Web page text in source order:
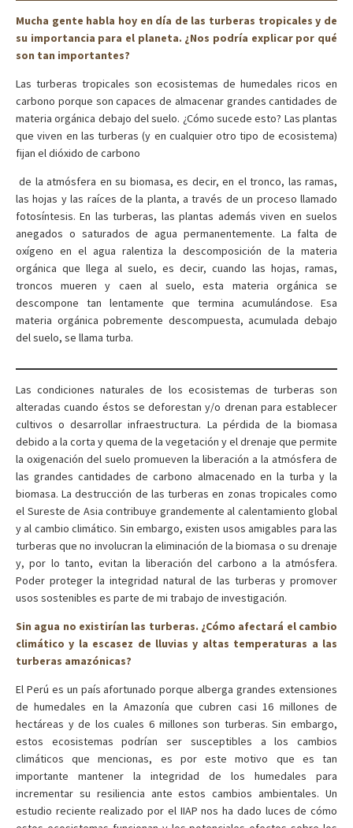
Mucha gente habla hoy en día de las turberas tropicales y de
su importancia para el planeta. ¿Nos podría explicar por qué
son tan importantes?
Las turberas tropicales son ecosistemas de humedales ricos en
carbono porque son capaces de almacenar grandes cantidades de
materia orgánica debajo del suelo. ¿Cómo sucede esto? Las plantas
que viven en las turberas (y en cualquier otro tipo de ecosistema)
fijan el dióxido de carbono
de la atmósfera en su biomasa, es decir, en el tronco, las ramas,
las hojas y las raíces de la planta, a través de un proceso llamado
fotosíntesis. En las turberas, las plantas además viven en suelos
anegados o saturados de agua permanentemente. La falta de
oxígeno en el agua ralentiza la descomposición de la materia
orgánica que llega al suelo, es decir, cuando las hojas, ramas,
troncos mueren y caen al suelo, esta materia orgánica se
descompone tan lentamente que termina acumulándose. Esa
materia orgánica pobremente descompuesta, acumulada debajo
del suelo, se llama turba.
Las condiciones naturales de los ecosistemas de turberas son
alteradas cuando éstos se deforestan y/o drenan para establecer
cultivos o desarrollar infraestructura. La pérdida de la biomasa
debido a la corta y quema de la vegetación y el drenaje que permite
la oxigenación del suelo promueven la liberación a la atmósfera de
las grandes cantidades de carbono almacenado en la turba y la
biomasa. La destrucción de las turberas en zonas tropicales como
el Sureste de Asia contribuye grandemente al calentamiento global
y al cambio climático. Sin embargo, existen usos amigables para las
turberas que no involucran la eliminación de la biomasa o su drenaje
y, por lo tanto, evitan la liberación del carbono a la atmósfera.
Poder proteger la integridad natural de las turberas y promover
usos sostenibles es parte de mi trabajo de investigación.
Sin agua no existirían las turberas. ¿Cómo afectará el cambio
climático y la escasez de lluvias y altas temperaturas a las
turberas amazónicas?
El Perú es un país afortunado porque alberga grandes extensiones
de humedales en la Amazonía que cubren casi 16 millones de
hectáreas y de los cuales 6 millones son turberas. Sin embargo,
estos ecosistemas podrían ser susceptibles a los cambios
climáticos que mencionas, es por este motivo que es tan
importante mantener la integridad de los humedales para
incrementar su resiliencia ante estos cambios ambientales. Un
estudio reciente realizado por el IIAP nos ha dado luces de cómo